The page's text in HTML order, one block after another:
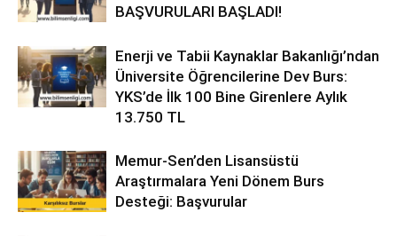
BAŞVURULARI BAŞLADI!
Enerji ve Tabii Kaynaklar Bakanlığı’ndan
Üniversite Öğrencilerine Dev Burs:
YKS’de İlk 100 Bine Girenlere Aylık
13.750 TL
Memur-Sen’den Lisansüstü
Araştırmalara Yeni Dönem Burs
Desteği: Başvurular